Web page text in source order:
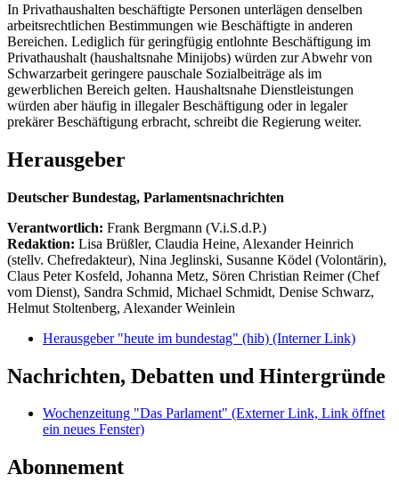
In Privathaushalten beschäftigte Personen unterlägen denselben
arbeitsrechtlichen Bestimmungen wie Beschäftigte in anderen
Bereichen. Lediglich für geringfügig entlohnte Beschäftigung im
Privathaushalt (haushaltsnahe Minijobs) würden zur Abwehr von
Schwarzarbeit geringere pauschale Sozialbeiträge als im
gewerblichen Bereich gelten. Haushaltsnahe Dienstleistungen
würden aber häufig in illegaler Beschäftigung oder in legaler
prekärer Beschäftigung erbracht, schreibt die Regierung weiter.
Herausgeber
Deutscher Bundestag, Parlamentsnachrichten
Verantwortlich: Frank Bergmann (V.i.S.d.P.)
Redaktion: Lisa Brüßler, Claudia Heine, Alexander Heinrich
(stellv. Chefredakteur), Nina Jeglinski, Susanne Ködel (Volontärin),
Claus Peter Kosfeld, Johanna Metz, Sören Christian Reimer (Chef
vom Dienst), Sandra Schmid, Michael Schmidt, Denise Schwarz,
Helmut Stoltenberg, Alexander Weinlein
Herausgeber "heute im bundestag" (hib) (Interner Link)
Nachrichten, Debatten und Hintergründe
Wochenzeitung "Das Parlament" (Externer Link, Link öffnet
ein neues Fenster)
Abonnement